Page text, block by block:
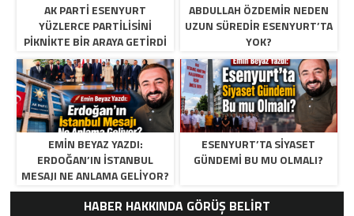
AK PARTI ESENYURT
YÜZLERCE PARTILISINI
PIKNIKTE BIR ARAYA GETIRDI
ABDULLAH ÖZDEMIR NEDEN
UZUN SÜREDIR ESENYURT’TA
YOK?
EMIN BEYAZ YAZDI:
ERDOĞAN’IN İSTANBUL
MESAJI NE ANLAMA GELIYOR?
ESENYURT’TA SIYASET
GÜNDEMI BU MU OLMALI?
HABER HAKKINDA GÖRÜŞ BELİRT